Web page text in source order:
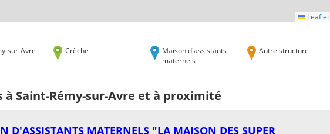
Leaflet
sur-Avre Crèche
Maison d'assistants
maternels
Autre structure
à Saint-Rémy-sur-Avre et à proximité
D'ASSISTANTS MATERNELS "LA MAISON DES SUPER